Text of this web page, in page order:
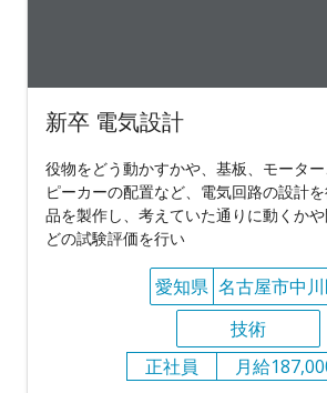
新卒 電気設計
役物をどう動かすかや、基板、モータ
ピーカーの配置など、電気回路の設計
品を製作し、考えていた通りに動くか
どの試験評価を行い
愛知県 名古屋市中
技術
正社員
月給